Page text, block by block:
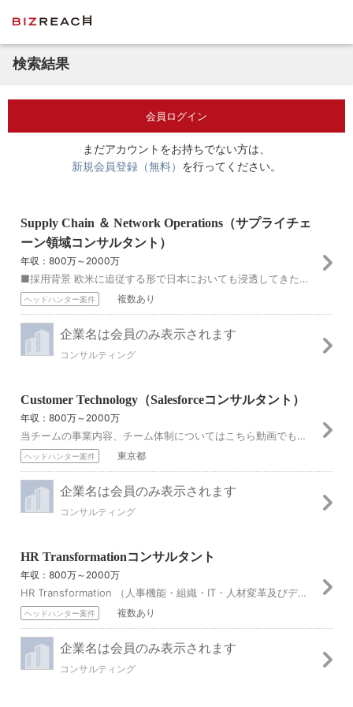
検索結果
会員ログイン
まだアカウントをお持ちでない方は、
新規会員登録（無料） を行ってください。
Supply Chain ＆ Network Operations（サプライチェ
ーン領域コンサルタント）
年収：800万～2000万
■採用背景 欧米に追従する形で日本においても浸透してきたデジタルトランスフォーメーションは新たな局面を迎えつつあります。好景気・好業績を背景として巨額のデジタ...
ヘッドハンター案件 複数あり
企業名は会員のみ表示されます
コンサルティング
Customer Technology（Salesforceコンサルタント）
年収：800万～2000万
当チームの事業内容、チーム体制についてはこちら動画でもご紹介しています！ ■採用背景 全世界で選ばれているSalesforceは、DXには欠かせないクラウド...
ヘッドハンター案件 東京都
企業名は会員のみ表示されます
コンサルティング
HR Transformationコンサルタント
年収：800万～2000万
HR Transformation （人事機能・組織・IT・人材変革及びデジタルHR＆Employee Experience） ■ 採用背景 現在、企業の人...
ヘッドハンター案件 複数あり
企業名は会員のみ表示されます
コンサルティング